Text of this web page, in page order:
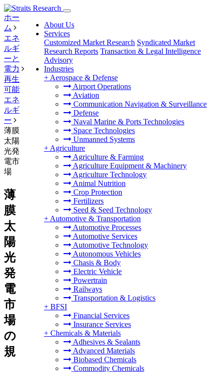
About Us
Services
Customized Market Research Syndicated Market
Research Reports Transaction & Legal Intelligence
Advisory
Industries
+ Aerospace & Defense
Airport Operations
Aviation
Communication Navigation & Surveillance
Defense
Naval Marine & Ports Technologies
Space Technologies
Unmanned Systems
+ Agriculture
Agriculture & Farming
Agriculture Equipment & Machinery
Agriculture Technology
Animal Nutrition
Crop Protection
Fertilizers
Seed & Seed Technology
+ Automotive & Transportation
Automotive Processes
Automotive Services
Automotive Technology
Autonomous Vehicles
Chasis & Body
Electric Vehicle
Powertrain
Railways
Transportation & Logistics
+ BFSI
Financial Services
Insurance Services
+ Chemicals & Materials
Adhesives & Sealants
Advanced Materials
Biobased Chemicals
Commodity Chemicals
ホー
ム
エネ
ルギ
ーと
電力
再生
可能
エネ
ルギ
ー
薄膜
太陽
光発
電市
場
薄
膜
太
陽
光
発
電
市
場
の
規